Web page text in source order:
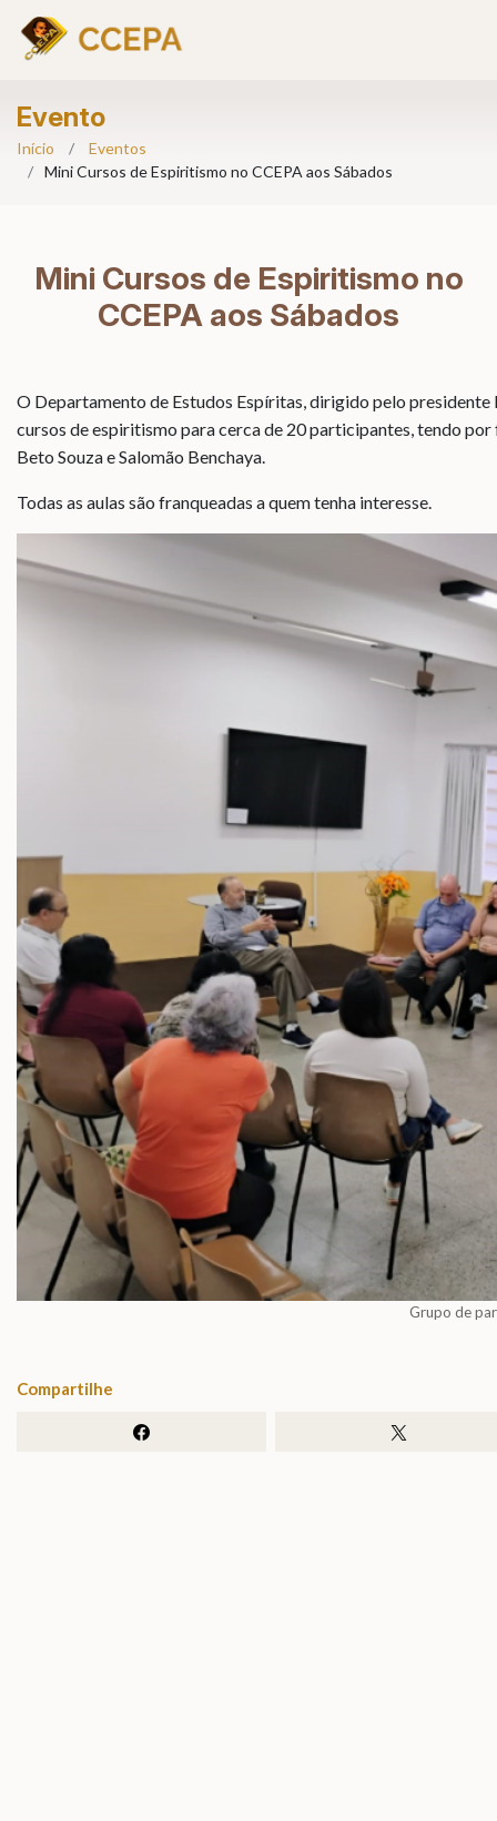
Evento
Início
Eventos
Mini Cursos de Espiritismo no CCEPA aos Sábados
Mini Cursos de Espiritismo no
CCEPA aos Sábados
O Departamento de Estudos Espíritas, dirigido pelo presidente
cursos de espiritismo para cerca de 20 participantes, tendo
Beto Souza e Salomão Benchaya.
Todas as aulas são franqueadas a quem tenha interesse.
Grupo de
Compartilhe